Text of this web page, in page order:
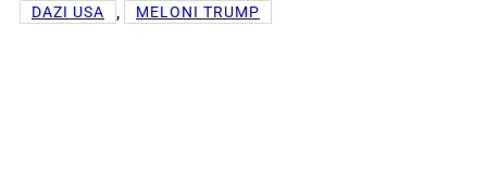
DAZI USA , MELONI TRUMP